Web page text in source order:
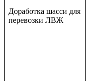
Доработка шасси для
перевозки ЛВЖ